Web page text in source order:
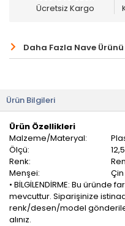
Ücretsiz Kargo
Daha Fazla Nave Ürünü
Ürün Bilgileri
Ürün Özellikleri
Malzeme/Materyal:
Ölçü:
Renk:
Menşei:
• BİLGİLENDİRME: Bu
mevcuttur. Siparişinize
renk/desen/model
alınız.